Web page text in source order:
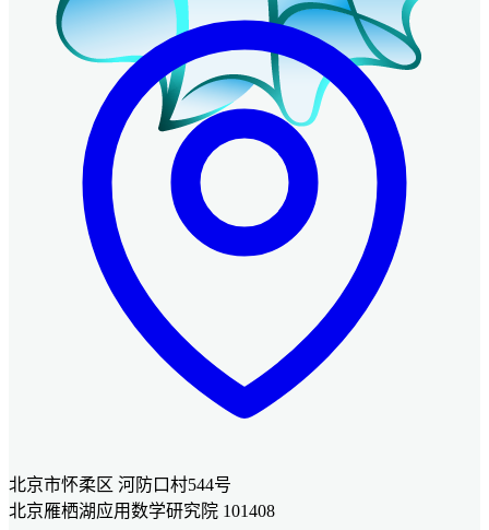
北京市怀柔区 河防口村544号
北京雁栖湖应用数学研究院 101408